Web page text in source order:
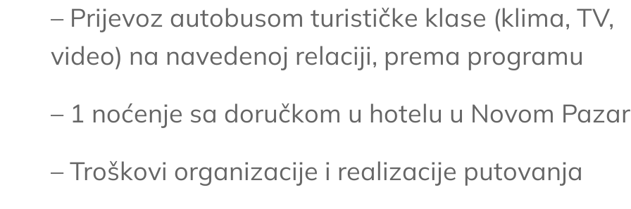
– Prijevoz autobusom turističke klase (klima, TV,
video) na navedenoj relaciji, prema programu
– 1 noćenje sa doručkom u hotelu u Novom
– Troškovi organizacije i realizacije putovanja